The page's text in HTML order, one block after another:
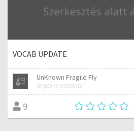
VOCAB UPDATE
UnKnown Fragile Fly
angol nyelvtanár
9